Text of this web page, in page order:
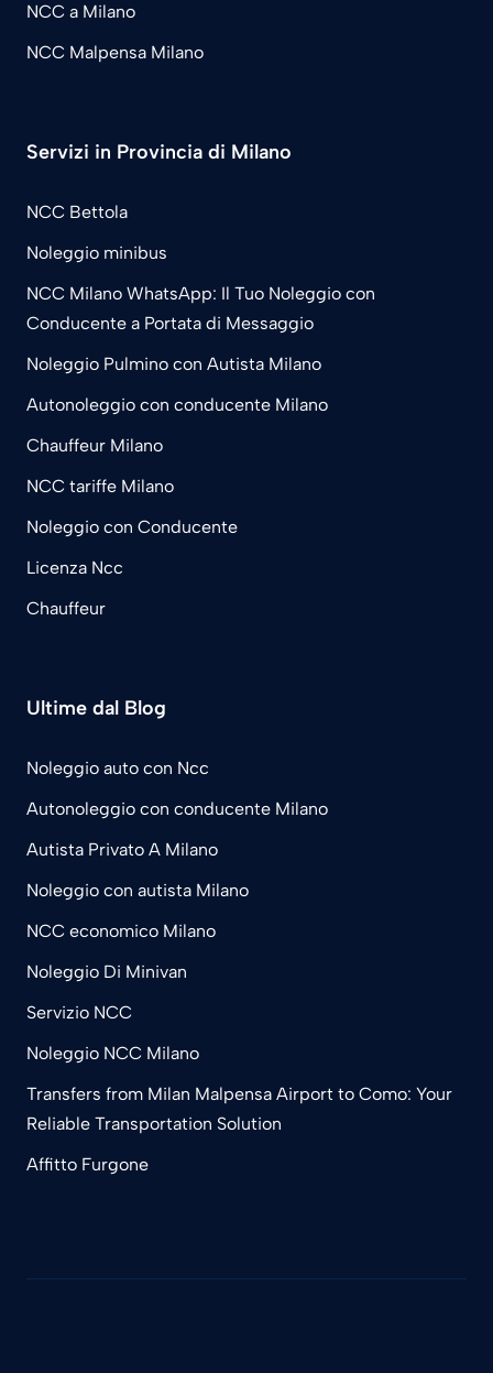
NCC a Milano
NCC Malpensa Milano
Servizi in Provincia di Milano
NCC Bettola
Noleggio minibus
NCC Milano WhatsApp: Il Tuo Noleggio con
Conducente a Portata di Messaggio
Noleggio Pulmino con Autista Milano
Autonoleggio con conducente Milano
Chauffeur Milano
NCC tariffe Milano
Noleggio con Conducente
Licenza Ncc
Chauffeur
Ultime dal Blog
Noleggio auto con Ncc
Autonoleggio con conducente Milano
Autista Privato A Milano
Noleggio con autista Milano
NCC economico Milano
Noleggio Di Minivan
Servizio NCC
Noleggio NCC Milano
Transfers from Milan Malpensa Airport to Como: Your
Reliable Transportation Solution
Affitto Furgone